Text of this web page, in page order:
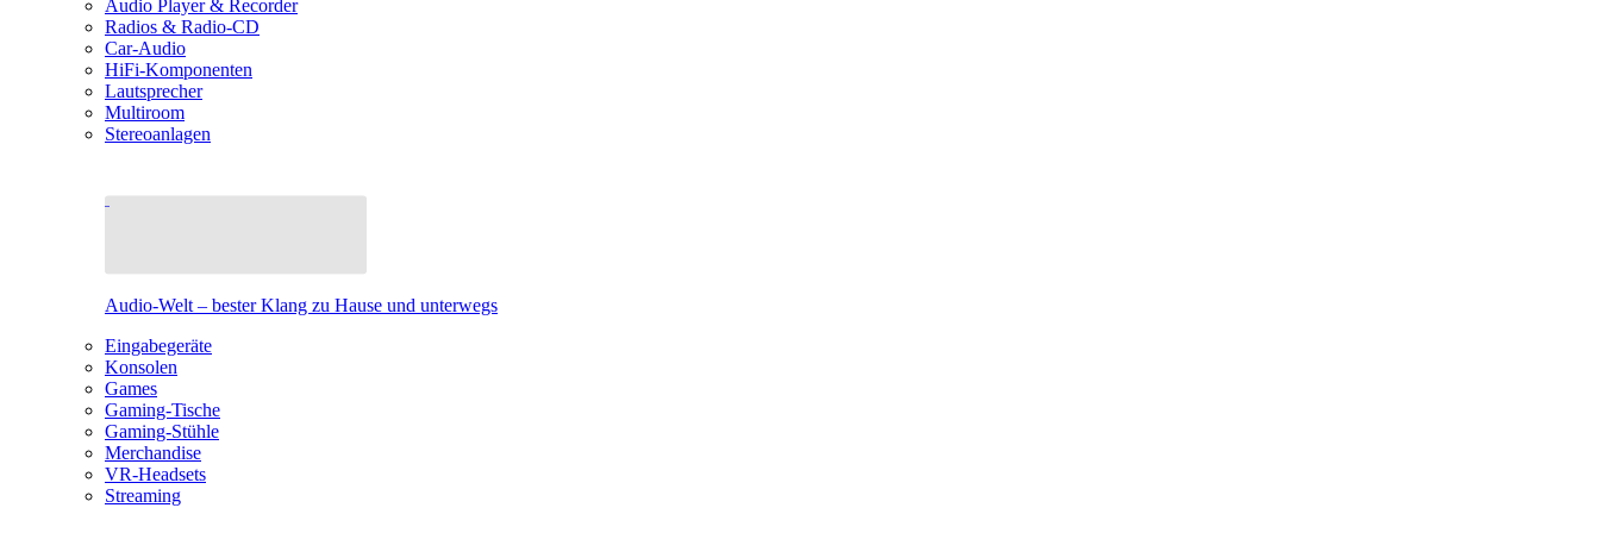
Audio Player & Recorder
Radios & Radio-CD
Car-Audio
HiFi-Komponenten
Lautsprecher
Multiroom
Stereoanlagen
Audio-Welt – bester Klang zu Hause und unterwegs
Eingabegeräte
Konsolen
Games
Gaming-Tische
Gaming-Stühle
Merchandise
VR-Headsets
Streaming